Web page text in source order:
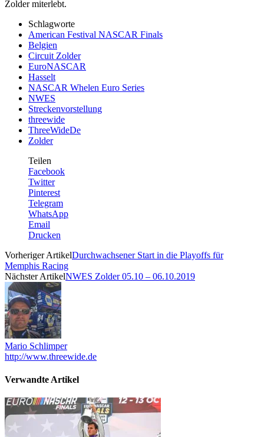
Zolder miterlebt.
Schlagworte
American Festival NASCAR Finals
Belgien
Circuit Zolder
EuroNASCAR
Hasselt
NASCAR Whelen Euro Series
NWES
Streckenvorstellung
threewide
ThreeWideDe
Zolder
Teilen
Facebook
Twitter
Pinterest
Telegram
WhatsApp
Email
Drucken
Vorheriger ArtikelDurchwachsener Start in die Playoffs für
Memphis Racing
Nächster ArtikelNWES Zolder 05.10 – 06.10.2019
Mario Schlimper
http://www.threewide.de
Verwandte Artikel